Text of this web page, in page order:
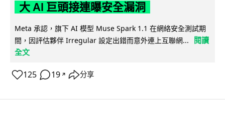
大 AI 巨頭接連曝安全漏洞
Meta 承認，旗下 AI 模型 Muse Spark 1.1 在網絡安全測試期
間，因評估夥伴 Irregular 設定出錯而意外連上互聯網...
閱讀
全文
125 19 ↗ 分享